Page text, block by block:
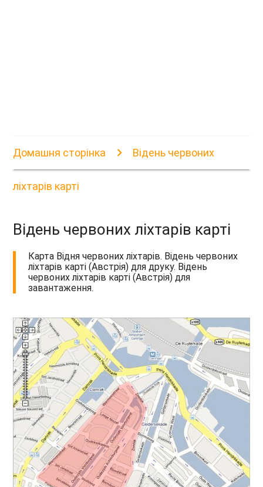
Домашня сторінка Відень червоних
ліхтарів карті
Відень червоних ліхтарів карті
Карта Відня червоних ліхтарів. Відень червоних
ліхтарів карті (Австрія) для друку. Відень
червоних ліхтарів карті (Австрія) для
завантаження.